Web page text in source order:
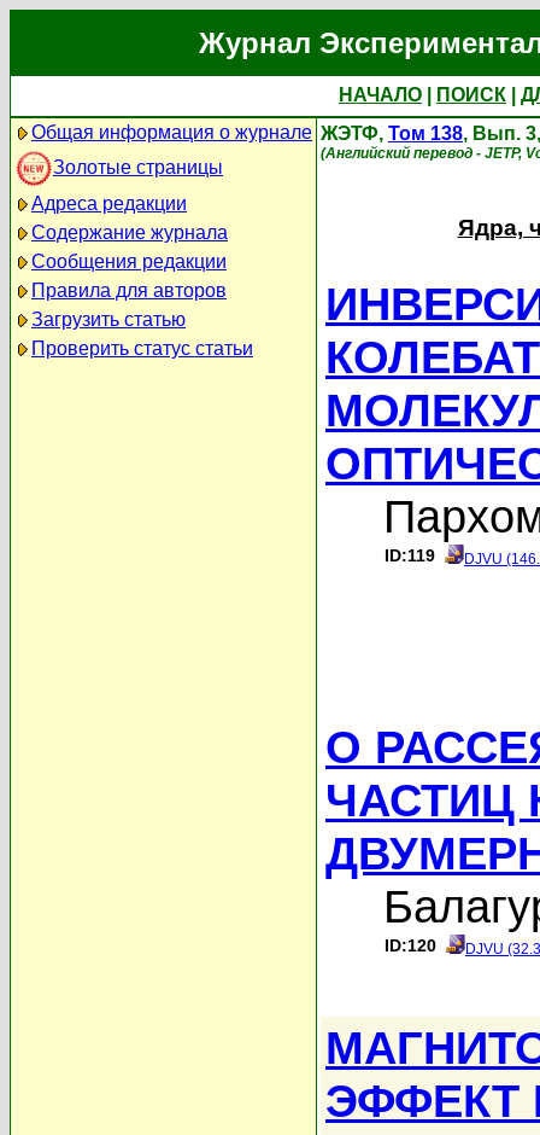
Журнал
НАЧАЛО ПОИСК
Общая информация о журнале
Золотые страницы
Адреса редакции
Содержание журнала
Сообщения редакции
Правила для авторов
Загрузить статью
Проверить статус статьи
ЖЭТФ, Том 138, Вып.
(Английский перевод - JETP,
Ядра,
ID:119 DJVU
О
ЧАСТИЦ
ID:120 DJVU
ЭФФЕКТ